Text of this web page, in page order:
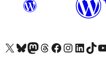
আমাৰ X (আগৰ Twitter) একাউণ্টলৈ যাওকআমাৰ Bluesky একাউণ্টলৈ যাওকআমাৰ Mastodon একাউণ্টলৈ যাওকআমাৰ Threads একাউণ্টলৈ যাওকআমাৰ Facebook পৃষ্ঠালৈ যাওকআমাৰ Instagram একাউণ্টলৈ যাওকআমাৰ LinkedIn একাউণ্টলৈ যাওকআমাৰ TikTok একাউণ্টলৈ যাওক
আমাৰ